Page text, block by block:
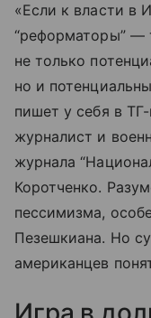
«Если к власти в
“реформаторы” —
не только
но и
пишет у себя в
журналист и
журнала
Коротченко.
пессимизма,
Пезешкиана. Но
американцев